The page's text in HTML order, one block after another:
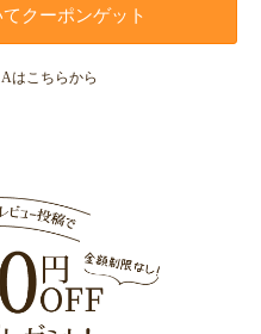
クーポンゲット
はこちらから